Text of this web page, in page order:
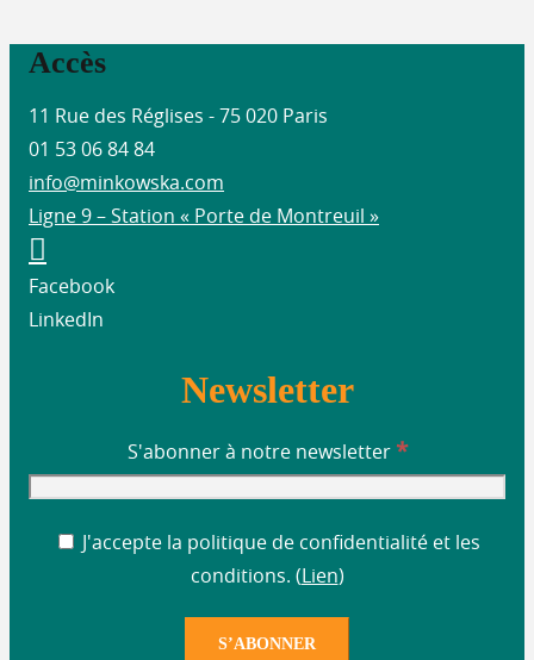
Accès
11 Rue des Réglises - 75 020 Paris
01 53 06 84 84
info@minkowska.com
Ligne 9 – Station « Porte de Montreuil »
Facebook
LinkedIn
Newsletter
S'abonner à notre newsletter *
J'accepte la politique de confidentialité et les
conditions. (Lien)